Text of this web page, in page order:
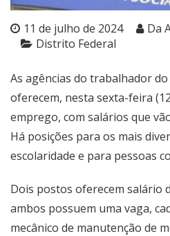
11 de julho de 2024
Da
Distrito Federal
As agências do trabalhador
oferecem, nesta sexta-feira
emprego, com salários que
Há posições para os mais
escolaridade e para pessoas
Dois postos oferecem salário
ambos possuem uma vaga,
mecânico de manutenção de